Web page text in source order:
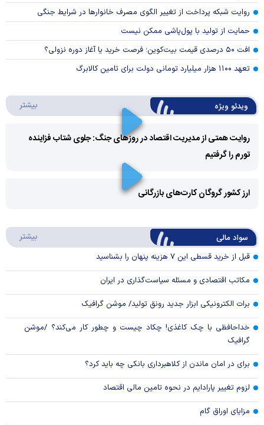
روایت شبکه پرداخت از تغییر الگوی مصرف خانوار‌ها در شرایط جنگی
حمایت از تولید با پول‌پاشی ممکن نیست
افت ۵۰ درصدی قیمت بیت‌کوین؛ فرصت خرید یا آغاز دوره نزولی؟
تعهد ۱۱۰۰ هزار میلیارد تومانی دولت برای تامین کالابرگ
ویدئو ویژه بیشتر
Play
Video
روایت همتی از مدیریت اقتصاد در روزهای جنگ: جلوی شتاب فزاینده
تورم را گرفتیم
Video
ارز کشور گروگان کارت‌های بازرگانی
سواد مالی بیشتر
قبل از خرید قسطی این ۷ هزینه پنهان را بشناسید
مکاتب اقتصادی و مسئله سیاست‌گذاری در ایران
برات الکترونیکی ابزار جدید رونق تولید/ موشن گرافیک
خداحافظی با چک کاغذی! چکاد چیست و چطور کار می‌کند؟ /موشن
گرافیک
برای در امان ماندن از کلاهبرداری بانکی چه باید کرد؟
لزوم تغییر پارادایم در نحوه تامین مالی اقتصاد
مزایای اوراق گام